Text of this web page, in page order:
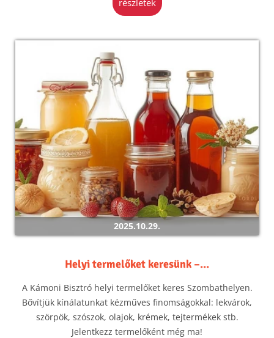
részletek
2025.10.29.
Helyi termelőket keresünk –...
A Kámoni Bisztró helyi termelőket keres Szombathelyen.
Bővítjük kínálatunkat kézműves finomságokkal: lekvárok,
szörpök, szószok, olajok, krémek, tejtermékek stb.
Jelentkezz termelőként még ma!